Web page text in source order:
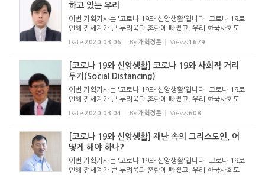
하고 있는 우리
이번 기획기사는 '코로나 19와 신앙생활'입니다. 코로나 19로
인해 전세계가 큰 두려움과 혼란에 빠졌고, 우리 한국사회도
예외가 아닙니다. 아니, 이제는 한국이 전세계의 주목을 받고
있을 뿐만 아니라 걱정거리가 되었다고 할 정도입니다. 우리
Date 2020.03.06 By 개혁정론 Views 1679
[코로나 19와 신앙생활] 코로나 19와 사회적 거리
두기(Social Distancing)
이번 기획기사는 '코로나 19와 신앙생활'입니다. 코로나 19로
인해 전세계가 큰 두려움과 혼란에 빠졌고, 우리 한국사회도
예외가 아닙니다. 아니, 이제는 한국이 전세계의 주목을 받고
있을 뿐만 아니라 걱정거리가 되었다고 할 정도입니다. 우리
Date 2020.03.04 By 개혁정론 Views 608
[코로나 19와 신앙생활] 재난 속의 그리스도인, 어
떻게 해야 하나?
이번 기획기사는 '코로나 19와 신앙생활'입니다. 코로나 19로
인해 전세계가 큰 두려움과 혼란에 빠졌고, 우리 한국사회도